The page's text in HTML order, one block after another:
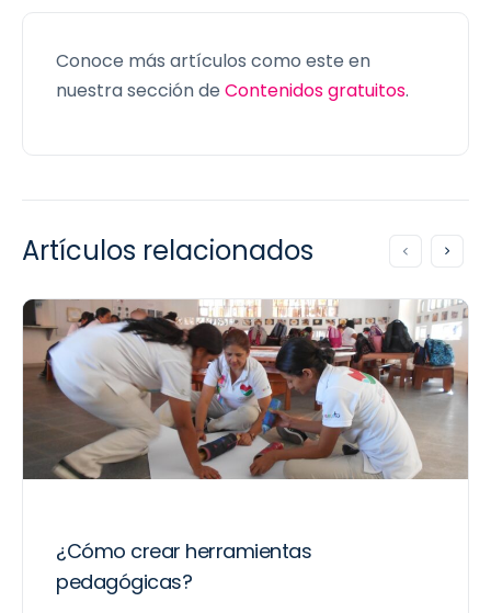
Conoce más artículos como este en
nuestra sección de Contenidos gratuitos.
Artículos relacionados
¿Cómo crear herramientas
pedagógicas?